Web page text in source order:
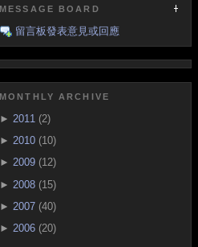
MESSAGE BOARD
留言板發表意見或回應
MONTHLY ARCHIVE
► 2011 (2)
► 2010 (10)
► 2009 (12)
► 2008 (15)
► 2007 (40)
► 2006 (20)